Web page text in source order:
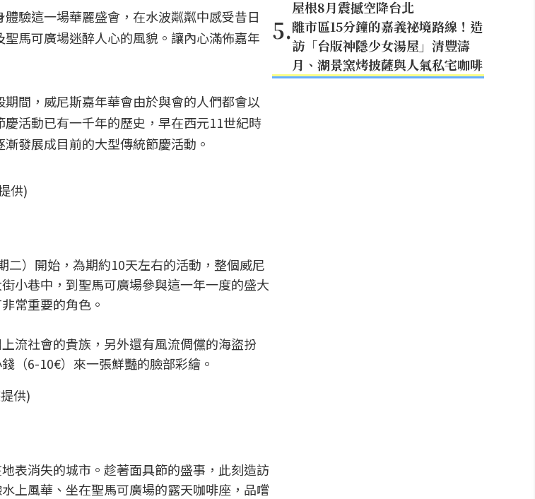
驗這一場華麗盛會，在水波粼粼中感受昔日
馬可廣場迷醉人心的風貌。讓內心滿佈嘉年
間，威尼斯嘉年華會由於與會的人們都會以
活動已有一千年的歷史，早在西元11世紀時
發展成目前的大型傳統節慶活動。
供)
）開始，為期約10天左右的活動，整個威尼
小巷中，到聖馬可廣場參與這一年一度的盛大
常重要的角色。
流社會的貴族，另外還有風流倜儻的海盜扮
（6-10€）來一張鮮豔的臉部彩繪。
供)
表消失的城市。趁著面具節的盛事，此刻造訪
上風華、坐在聖馬可廣場的露天咖啡座，品嚐
屋根8月震撼空降台北
5.離市區15分鐘的嘉義祕境路線！造
訪「台版神隱少女湯屋」清豐濤
月、湖景窯烤披薩與人氣私宅咖啡